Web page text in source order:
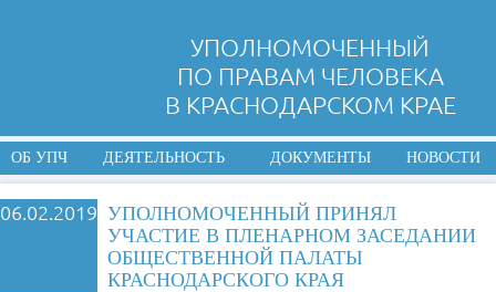
УПОЛНОМОЧЕННЫЙ
ПО ПРАВАМ ЧЕЛОВЕКА
В КРАСНОДАРСКОМ КРАЕ
ОБ УПЧ ДЕЯТЕЛЬНОСТЬ ДОКУМЕНТЫ НОВОСТИ
06.02.2019 УПОЛНОМОЧЕННЫЙ ПРИНЯЛ
УЧАСТИЕ В ПЛЕНАРНОМ ЗАСЕДАНИИ
ОБЩЕСТВЕННОЙ ПАЛАТЫ
КРАСНОДАРСКОГО КРАЯ